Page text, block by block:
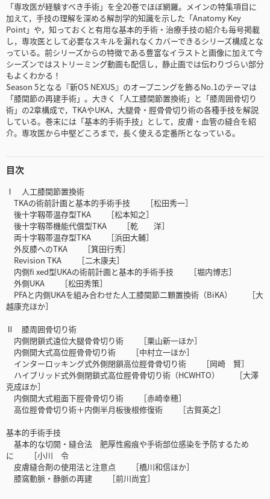
「専攻医が経験すべき手術」を全20巻でほぼ網羅。メインの特集項目に
加えて，手技の理解を深める解剖学的知識を示した「Anatomy Key
Point」や，知っておくと有用な基本的手術・治療手技の紹介も毎号掲載
し，専攻医として必要なスキルを漏れなくカバーできるシリーズ構成とな
っている。前シリーズからの特徴である豊富なイラストと画像に加えて今
シーズンではストリーミング動画も配信し，静止画では伝わりづらい部分
もよくわかる！
Season 5となる『新OS NEXUS』のオープニングを飾るNo.1のテーマは
「膝関節の再建手術」。大きく「人工膝関節置換術」と「膝周囲骨切り
術」の2章構成で，TKAやUKA，大腿骨・脛骨骨切り術の各種手技を解説
している。巻末には「基本的手術手技」として，皮膚・血管の縫合を紹
介。専攻医から中堅どころまで，長く使える定番所となっている。
目次
Ⅰ 人工膝関節置換術
TKAの術前計画と基本的手術手技 ［松田秀一］
後十字靱帯温存型TKA ［松本知之］
後十字靱帯機能代償型TKA ［乾 洋］
両十字靱帯温存型TKA ［浜田大輔］
外反膝へのTKA ［箕田行秀］
Revision TKA ［二木康夫］
内側fi xed型UKAの術前計画と基本的手術手技 ［堀内博志］
外側UKA ［松田秀策］
PFAと内側UKAを組み合わせた人工膝関節二顆置換術（BiKA） ［大
越康充ほか］
Ⅱ 膝周囲骨切り術
内側閉鎖式遠位大腿骨骨切り術 ［栗山新一ほか］
内側開大式高位脛骨骨切り術 ［中村立一ほか］
インターロッキング式外側閉鎖高位脛骨骨切り術 ［岡崎 賢］
ハイブリッド式外側閉鎖式高位脛骨骨切り術（HCWHTO） ［大澤
克成ほか］
内側開大式粗面下脛骨骨切り術 ［赤崎幸穂］
高位脛骨骨切り術＋内側半月板後根修復術 ［古賀英之］
基本的手術手技
基本的な切開・縫合法 肥厚性瘢痕や手術部位感染を予防するため
に ［小川 令
皮膚縫合剤の使用法と注意点 ［橋川和信ほか］
膝窩動脈・静脈の再建 ［前川尚宜］